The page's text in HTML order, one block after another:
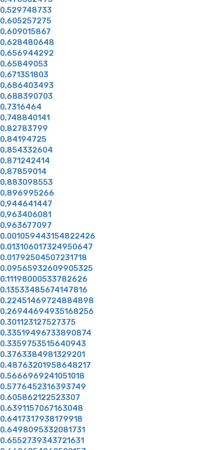
0,529748733
0,605257275
0,609015867
0,628480648
0,656944292
0,65849053
0,671351803
0,686403493
0,688390703
0,7316464
0,748840141
0,82783799
0,84194725
0,854332604
0,871242414
0,87859014
0,883098553
0,896995266
0,944641447
0,963406081
0,963677097
0.001059443154822426
0.013106017324950647
0.01792504507231718
0.09565932609905325
0.11198000533782626
0.13533485674147816
0.22451469724884898
0.26944694935168256
0.301123127527375
0.33519496733890874
0.3359753515640943
0.3763384981329201
0.48763201958648217
0.5666969241051018
0.5776452316393749
0.605862122523307
0.6391157067163048
0.6417317938179918
0.6498095332081731
0.6552739343721631